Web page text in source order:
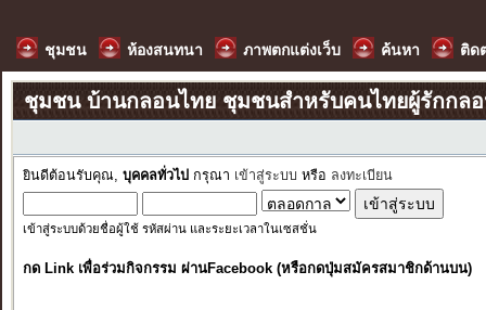
ชุมชน ห้องสนทนา ภาพตกแต่งเว็บ ค้นหา ติด
ชุมชน บ้านกลอนไทย ชุมชนสำหรับคนไทยผู้รักกล
ยินดีต้อนรับคุณ, บุคคลทั่วไป กรุณา เข้าสู่ระบบ หรือ ลงทะเบียน
เข้าสู่ระบบด้วยชื่อผู้ใช้ รหัสผ่าน และระยะเวลาในเซสชั่น
กด Link เพื่อร่วมกิจกรรม ผ่านFacebook (หรือกดปุ่มสมัครสมาชิกด้านบน)